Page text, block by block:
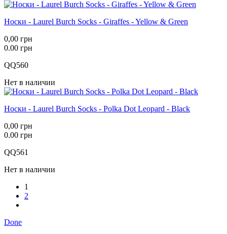
Носки - Laurel Burch Socks - Giraffes - Yellow & Green
0,00 грн
0.00 грн
QQ560
Нет в наличии
Носки - Laurel Burch Socks - Polka Dot Leopard - Black
0,00 грн
0.00 грн
QQ561
Нет в наличии
1
2
Done